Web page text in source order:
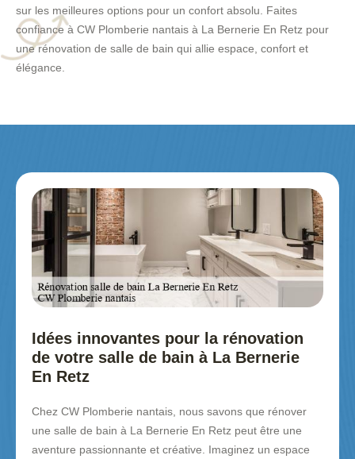
sur les meilleures options pour un confort absolu. Faites
confiance à CW Plomberie nantais à La Bernerie En Retz pour
une rénovation de salle de bain qui allie espace, confort et
élégance.
Idées innovantes pour la rénovation
de votre salle de bain à La Bernerie
En Retz
Chez CW Plomberie nantais, nous savons que rénover
une salle de bain à La Bernerie En Retz peut être une
aventure passionnante et créative. Imaginez un espace